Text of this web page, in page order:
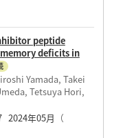
peptide
deficits in
Yamada, Takei
Tetsuya Hori,
2024年05月 （